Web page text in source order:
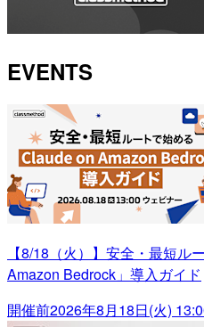
EVENTS
【8/18（火）】安全・最短ル
Amazon Bedrock」導入ガイド
開催前2026年8月18日(火)